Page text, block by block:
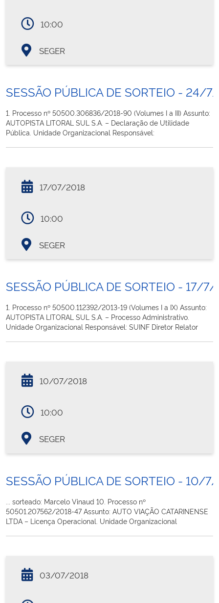
10:00
SEGER
SESSÃO PÚBLICA DE SORTEIO - 24/
1. Processo nº 50500.306836/2018-90 (Volumes I a III) Assunto:
AUTOPISTA LITORAL SUL S.A. – Declaração de Utilidade
Pública. Unidade Organizacional Responsável:
17/07/2018
10:00
SEGER
SESSÃO PÚBLICA DE SORTEIO - 17/
1. Processo nº 50500.112392/2013-19 (Volumes I a IX) Assunto:
AUTOPISTA LITORAL SUL S.A. – Processo Administrativo.
Unidade Organizacional Responsável: SUINF Diretor Relator
10/07/2018
10:00
SEGER
SESSÃO PÚBLICA DE SORTEIO - 10/
... sorteado: Marcelo Vinaud 10. Processo nº
50501.207562/2018-47 Assunto: AUTO VIAÇÃO CATARINENSE
LTDA – Licença Operacional. Unidade Organizacional
03/07/2018